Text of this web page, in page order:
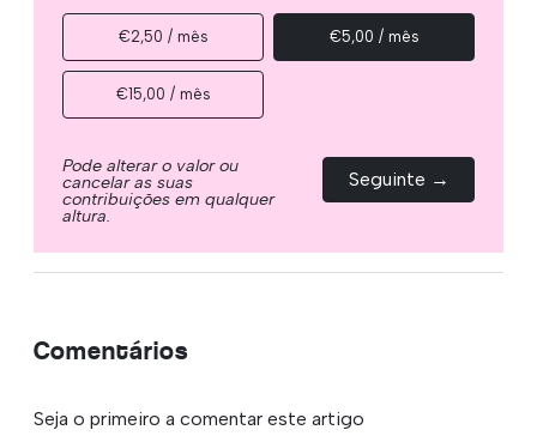
€2,50 / mês €5,00 / mês
€15,00 / mês
Pode alterar o valor ou
cancelar as suas
contribuições em qualquer
altura.
Seguinte →
Comentários
Seja o primeiro a comentar este artigo